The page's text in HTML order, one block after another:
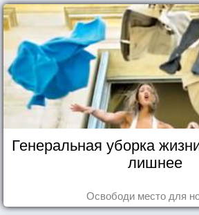
Генеральная уборка
лишнее
Освободи место для